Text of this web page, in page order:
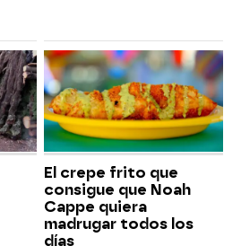
El crepe frito que
consigue que Noah
Cappe quiera
madrugar todos los
días